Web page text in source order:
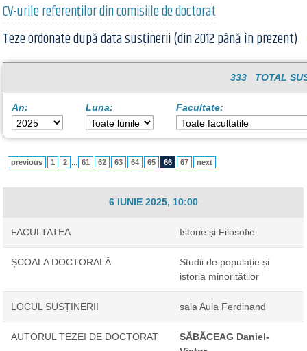
CV-urile referenților din comisiile de doctorat
Teze ordonate după data susținerii (din 2012 până în prezent)
333 TOTAL
An: Luna: Facultate:
previous 1 2 61 62 63 64 65 66 67 next
6 IUNIE 2025, 10:00
FACULTATEA Istorie și Filosofie
ȘCOALA DOCTORALĂ
Studii de populație și
istoria minorităților
LOCUL SUSȚINERII sala Aula Ferdinand
AUTORUL TEZEI DE DOCTORAT
SĂBĂCEAG Daniel-